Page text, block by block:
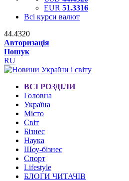
EUR 51.3316
Всі курси валют
44.4320
Авторизація
Пошук
RU
ВСІ РОЗДІЛИ
Головна
Україна
Місто
Світ
Бізнес
Наука
Шоу-бізнес
Спорт
Lifestyle
БЛОГИ ЧИТАЧІВ